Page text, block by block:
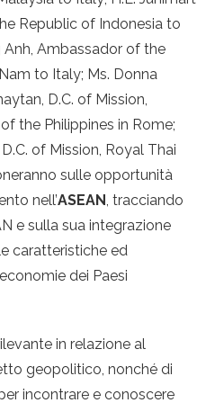
Republic of Indonesia to
Anh, Ambassador of the
to Italy; Ms. Donna
D.C. of Mission,
the Philippines in Rome;
of Mission, Royal Thai
sulle opportunità
nell’ASEAN , tracciando
e sulla sua integrazione
caratteristiche ed
dei Paesi
in relazione al
geopolitico, nonché di
incontrare e conoscere